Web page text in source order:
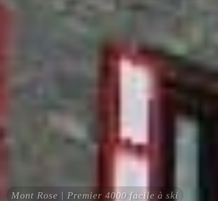
Mont Rose | Premier 4000 facile à ski